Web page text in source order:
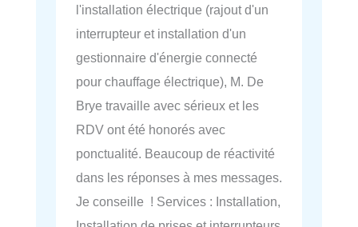
l'installation électrique (rajout d'un
interrupteur et installation d'un
gestionnaire d'énergie connecté
pour chauffage électrique), M. De
Brye travaille avec sérieux et les
RDV ont été honorés avec
ponctualité. Beaucoup de réactivité
dans les réponses à mes messages.
Je conseille ! Services : Installation,